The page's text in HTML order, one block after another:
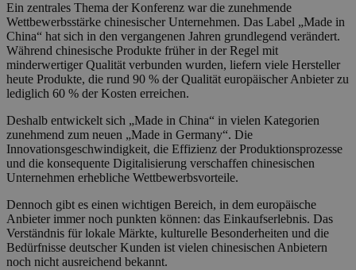
Ein zentrales Thema der Konferenz war die zunehmende
Wettbewerbsstärke chinesischer Unternehmen. Das Label „Made in
China“ hat sich in den vergangenen Jahren grundlegend verändert.
Während chinesische Produkte früher in der Regel mit
minderwertiger Qualität verbunden wurden, liefern viele Hersteller
heute Produkte, die rund 90 % der Qualität europäischer Anbieter zu
lediglich 60 % der Kosten erreichen.
Deshalb entwickelt sich „Made in China“ in vielen Kategorien
zunehmend zum neuen „Made in Germany“. Die
Innovationsgeschwindigkeit, die Effizienz der Produktionsprozesse
und die konsequente Digitalisierung verschaffen chinesischen
Unternehmen erhebliche Wettbewerbsvorteile.
Dennoch gibt es einen wichtigen Bereich, in dem europäische
Anbieter immer noch punkten können: das Einkaufserlebnis. Das
Verständnis für lokale Märkte, kulturelle Besonderheiten und die
Bedürfnisse deutscher Kunden ist vielen chinesischen Anbietern
noch nicht ausreichend bekannt.